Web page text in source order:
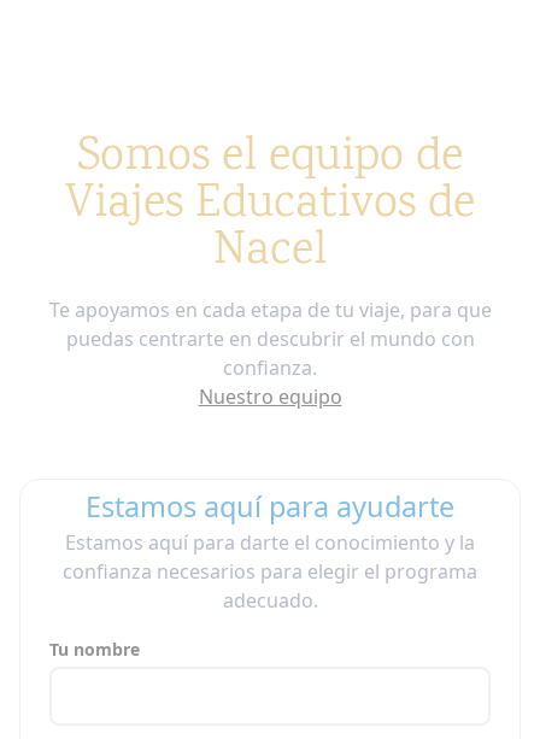
solicitar visados en nombre de los estudiantes.
Sin embargo, la escuela de idiomas te
proporcionará toda la documentación que
necesitas para respaldar tu exitosa solicitud de
Somos el equipo de
Viajes Educativos de
Nacel
Te apoyamos en cada etapa de tu viaje, para que
puedas centrarte en descubrir el mundo con
confianza.
Nuestro equipo
Estamos aquí para ayudarte
Estamos aquí para darte el conocimiento y la
confianza necesarios para elegir el programa
adecuado.
Tu nombre